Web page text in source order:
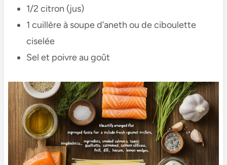
1/2 citron (jus)
1 cuillère à soupe d’aneth ou de ciboulette
ciselée
Sel et poivre au goût